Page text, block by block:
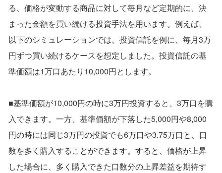
る、価格が変動する商品に対して毎月など定期的に、決
まった金額を買い続ける投資手法を用います。例えば、
以下のシミュレーションでは、投資信託を例に、毎月3万
円ずつ買い続けるケースを想定しました。投資信託の基
準価額は1万口あたり10,000円とします。
■基準価額が10,000円の時に3万円投資すると、3万口を購
入できます。一方、基準価額が下落した5,000円や8,000
円の時には同じ3万円の投資でも6万口や3.75万口と、口
数を多く購入することができます。すると、価格が上昇
した場合に、多く購入できた口数分の上昇差益を期待す